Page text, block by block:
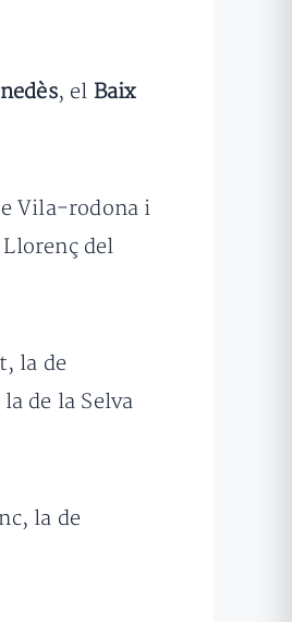
, el Baix
Vila-rodona i
del
la de
de la Selva
la de